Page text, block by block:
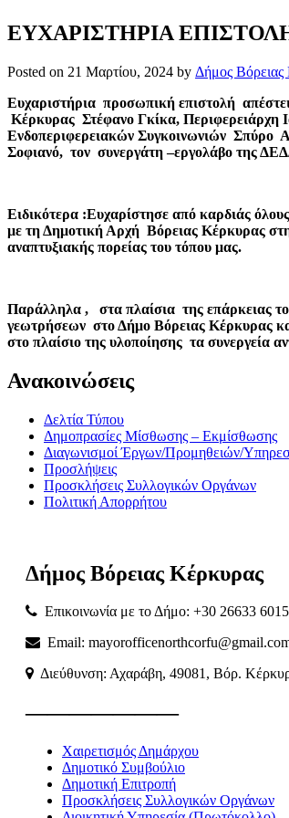
ΕΥΧΑΡΙΣΤΗΡΙΑ
Posted on 21 Μαρτίου, 2024 by Δήμος
Ευχαριστήρια προσωπική επιστολή
Κέρκυρας Στέφανο Γκίκα,
Ενδοπεριφερειακών Συγκοινωνιών Σπύρο
Σοφιανό, τον συνεργάτη –εργολάβο της
Ειδικότερα :Ευχαρίστησε από καρδιάς
με τη Δημοτική Αρχή Βόρειας Κέρκυρας
αναπτυξιακής πορείας του τόπου μας.
Παράλληλα , στα πλαίσια της επάρκειας
γεωτρήσεων στο Δήμο Βόρειας
στο πλαίσιο της υλοποίησης τα συνεργεία
Ανακοινώσεις
Δελτία Τύπου
Δημοπρασίες Μίσθωσης – Εκμίσθωσης
Διαγωνισμοί Έργων/Προμηθειών/
Προσλήψεις
Προσκλήσεις Συλλογικών Οργάνων
Πολιτική Απορρήτου
Δήμος Βόρειας Κέρκυρας
Επικοινωνία με το Δήμο: +30 26633
Email:
Διεύθυνση: Αχαράβη, 49081, Βόρ.
———————
Χαιρετισμός Δημάρχου
Δημοτικό Συμβούλιο
Δημοτική Επιτροπή
Προσκλήσεις Συλλογικών Οργάνων